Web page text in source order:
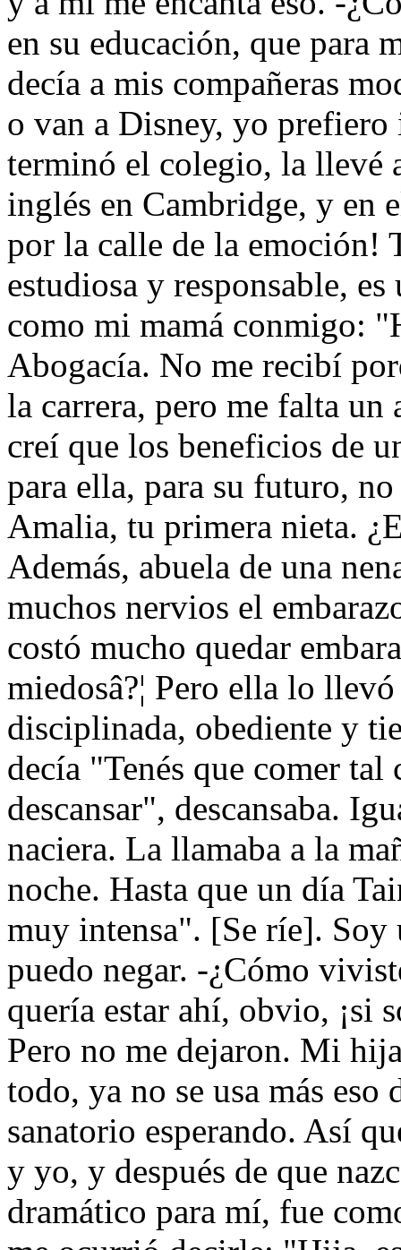
en su educación, que para
decía a mis compañeras
o van a Disney, yo
terminó el colegio, la llevé
inglés en Cambridge, y en
por la calle de la emoción!
estudiosa y responsable,
como mi mamá conmigo:
Abogacía. No me recibí
la carrera, pero me falta un
creí que los beneficios de
para ella, para su futuro,
Amalia, tu primera nieta.
Además, abuela de una
muchos nervios el
costó mucho quedar
miedosâ?¦ Pero ella lo
disciplinada, obediente y
decía "Tenés que comer
descansar", descansaba.
naciera. La llamaba a la
noche. Hasta que un día
muy intensa". [Se ríe]. Soy
puedo negar. -¿Cómo
quería estar ahí, obvio, ¡si
Pero no me dejaron. Mi
todo, ya no se usa más
sanatorio esperando. Así
y yo, y después de que
dramático para mí, fue